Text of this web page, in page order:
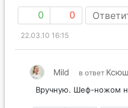
0 0
22.03.10 16:15
Mild в ответ
Вручную. Шеф-ножом